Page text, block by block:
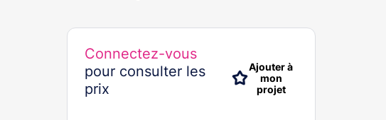
Connectez-vous
pour consulter les
prix
Ajouter à
mon
projet